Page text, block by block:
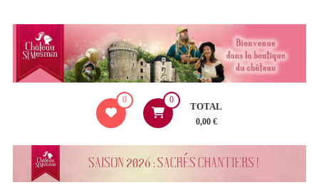
contenu
de
Mesmin
0 0
TOTAL
0,00 €